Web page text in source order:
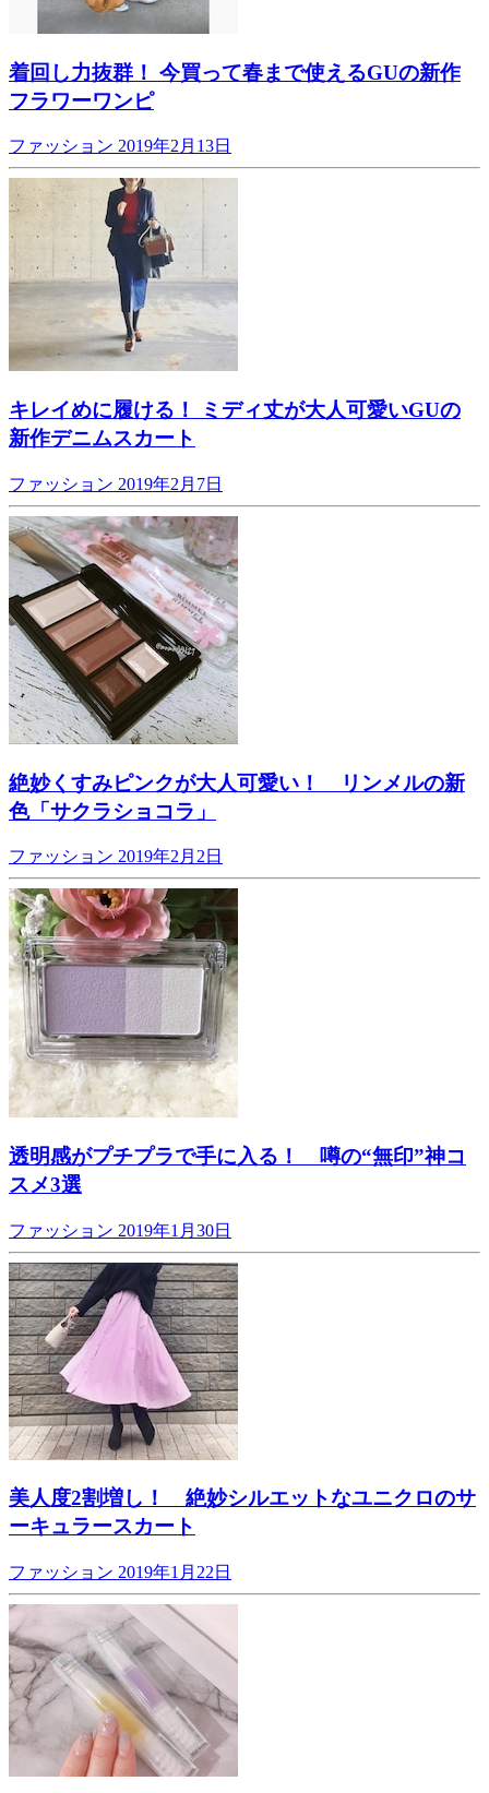
着回し力抜群！ 今買って春まで使えるGUの新作
フラワーワンピ
ファッション 2019年2月13日
キレイめに履ける！ ミディ丈が大人可愛いGUの
新作デニムスカート
ファッション 2019年2月7日
絶妙くすみピンクが大人可愛い！ リンメルの新
色「サクラショコラ」
ファッション 2019年2月2日
透明感がプチプラで手に入る！ 噂の“無印”神コ
スメ3選
ファッション 2019年1月30日
美人度2割増し！ 絶妙シルエットなユニクロのサ
ーキュラースカート
ファッション 2019年1月22日